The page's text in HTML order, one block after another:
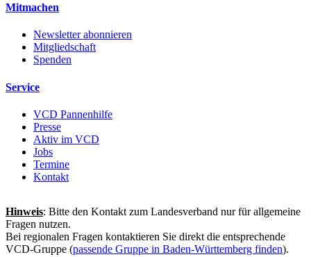
Mitmachen
Newsletter abonnieren
Mitgliedschaft
Spenden
Service
VCD Pannenhilfe
Presse
Aktiv im VCD
Jobs
Termine
Kontakt
Hinweis: Bitte den Kontakt zum Landesverband nur für allgemeine
Fragen nutzen.
Bei regionalen Fragen kontaktieren Sie direkt die entsprechende
VCD-Gruppe (passende Gruppe in Baden-Württemberg finden).